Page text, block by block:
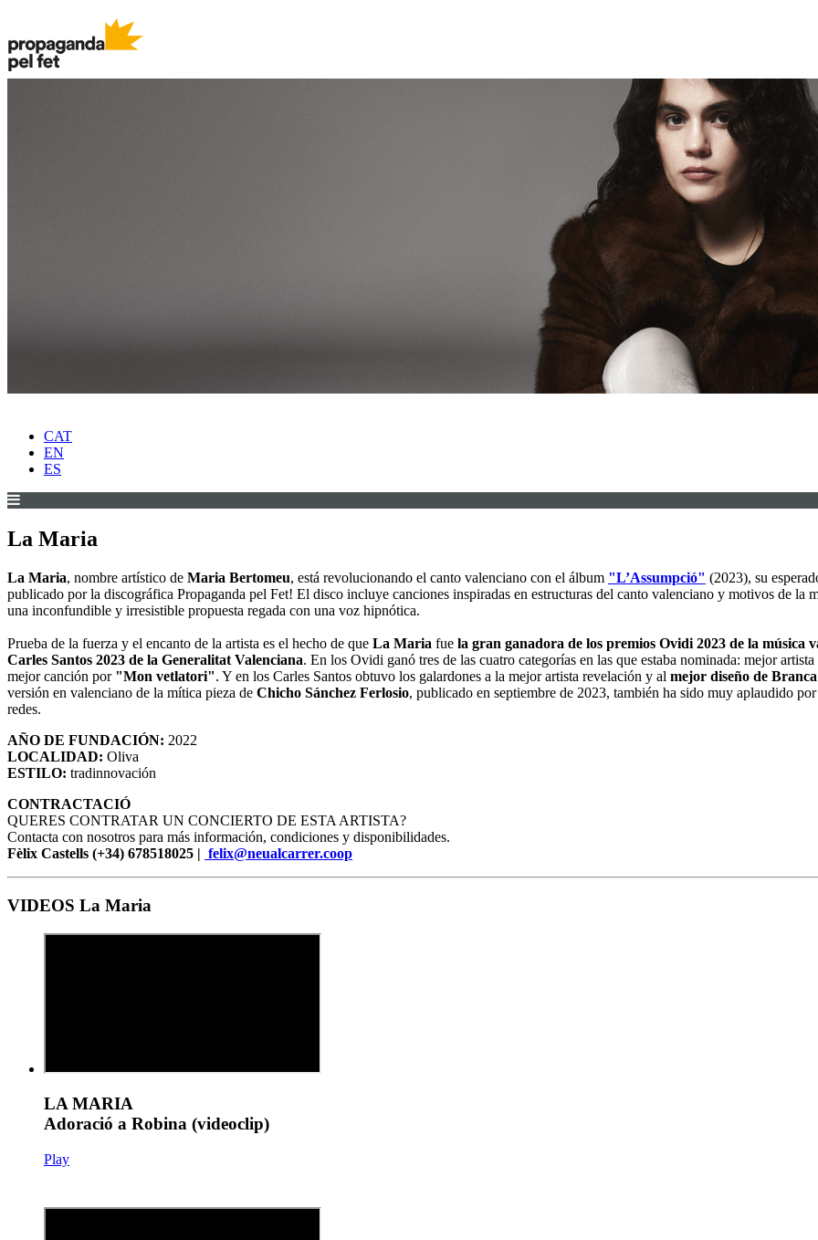
CAT
EN
ES
La Maria
La Maria, nombre artístico de Maria Bertomeu, está revolucionando el canto valenciano con el álbum "L’Assumpció" (2023), su
publicado por la discográfica Propaganda pel Fet! El disco incluye canciones inspiradas en estructuras del canto valenciano y motivos de la
una inconfundible y irresistible propuesta regada con una voz hipnótica.
Prueba de la fuerza y el encanto de la artista es el hecho de que La Maria fue la gran ganadora de los premios Ovidi 2023 de la música
Carles Santos 2023 de la Generalitat Valenciana. En los Ovidi ganó tres de las cuatro categorías en las que estaba nominada: mejor
mejor canción por "Mon vetlatori". Y en los Carles Santos obtuvo los galardones a la mejor artista revelación y al mejor diseño de
versión en valenciano de la mítica pieza de Chicho Sánchez Ferlosio, publicado en septiembre de 2023, también ha sido muy aplaudido
redes.
AÑO DE FUNDACIÓN: 2022
LOCALIDAD: Oliva
ESTILO: tradinnovación
CONTRACTACIÓ
QUERES CONTRATAR UN CONCIERTO DE ESTA ARTISTA?
Contacta con nosotros para más información, condiciones y disponibilidades.
Fèlix Castells (+34) 678518025 | felix@neualcarrer.coop
VIDEOS La Maria
LA MARIA
Adoració a Robina (videoclip)
Play